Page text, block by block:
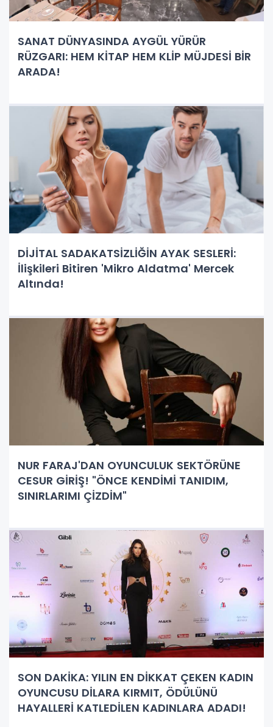
SANAT DÜNYASINDA AYGÜL YÜRÜR
RÜZGARI: HEM KİTAP HEM KLİP MÜJDESİ BİR
ARADA!
DİJİTAL SADAKATSİZLİĞİN AYAK SESLERİ:
İlişkileri Bitiren 'Mikro Aldatma' Mercek
Altında!
NUR FARAJ'DAN OYUNCULUK SEKTÖRÜNE
CESUR GİRİŞ! "ÖNCE KENDİMİ TANIDIM,
SINIRLARIMI ÇİZDİM"
SON DAKİKA: YILIN EN DİKKAT ÇEKEN KADIN
OYUNCUSU DİLARA KIRMIT, ÖDÜLÜNÜ
HAYALLERİ KATLEDİLEN KADINLARA ADADI!